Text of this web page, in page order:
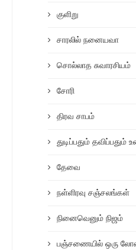
குளிறு
சாரலில் நனையவா
சொல்லாத சுவாரசியம்
சோரி
திரவ சாபம்
துடிப்பதும் தவிப்பதும்
தேவை
நள்ளிரவு சஞ்சலங்கள்
நினைவெனும் நிஜம்
பஞ்சணையில் ஒரு